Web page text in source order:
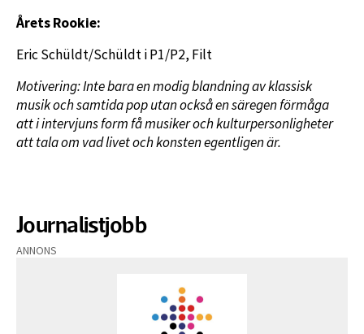
Årets Rookie:
Eric Schüldt/Schüldt i P1/P2, Filt
Motivering: Inte bara en modig blandning av klassisk
musik och samtida pop utan också en säregen förmåga
att i intervjuns form få musiker och kulturpersonligheter
att tala om vad livet och konsten egentligen är.
Journalistjobb
ANNONS